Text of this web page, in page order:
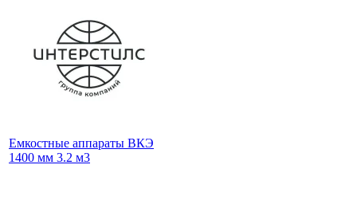
Емкостные аппараты ВКЭ
1400 мм 3.2 м3